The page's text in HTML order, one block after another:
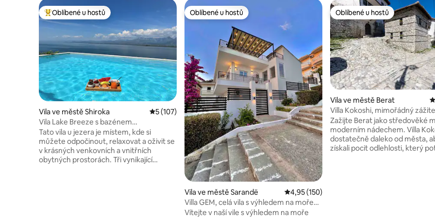
Nejlepší v kategorii Oblíbené u hostů
Oblíbené u hostů
Vila ve městě Shiroka Průměrné hodnocení 5 z 5, 107 hodnocení
5 (107)
Vila Lake Breeze s bazénem
a nádherným výhledem
Tato vila u jezera je místem, kde si
můžete odpočinout, relaxovat a oživit se
v krásných venkovních a vnitřních
obytných prostorách. Tři vynikající
Oblíbené u hostů
Oblíbené u hostů
Vila ve městě Sarandë Průměrné hodnocení 4,95 z 5, 150 hodnocení
4,95 (150)
Villa GEM, celá vila s výhledem na moře
ze střechy a grilem
Vítejte v naší vile s výhledem na moře
Oblíbené u hostů
Oblíbené u hostů
Vila ve městě Berat
Villa Kokoshi, mimořádný
Zažijte Berat jako středověké
moderním nádechem. Villa
dostatečně daleko od města,
získali pocit odlehlosti, který